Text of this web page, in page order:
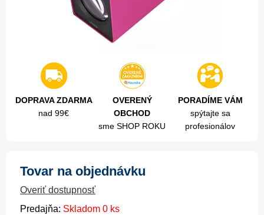
DOPRAVA ZDARMA
nad 99€
OVERENÝ
OBCHOD
sme SHOP ROKU
PORADÍME VÁM
spýtajte sa
profesionálov
Tovar na objednávku
Overiť dostupnosť
Predajňa: Skladom 0 ks